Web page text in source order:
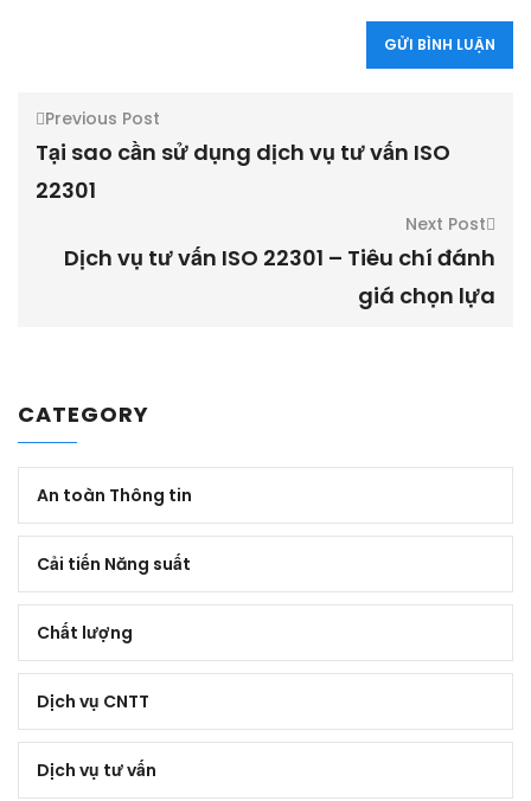
Previous Post
Tại sao cần sử dụng dịch vụ tư vấn ISO
22301
Next Post
Dịch vụ tư vấn ISO 22301 – Tiêu chí đánh
giá chọn lựa
CATEGORY
An toàn Thông tin
Cải tiến Năng suất
Chất lượng
Dịch vụ CNTT
Dịch vụ tư vấn